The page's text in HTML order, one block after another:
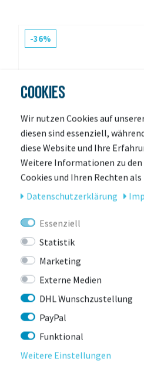
-36%
SHIMANO
Shimano Schalter SW-
sofort lieferbar (1-
UVP 154,95 € 99,00 € *
COOKIES
Wir nutzen Cookies auf
diesen sind essenziell,
diese Website und Ihre
Weitere Informationen zu den
Cookies und Ihren Rechten
Daten­schutz­erklärung
Essenziell
Statistik
Marketing
Externe Medien
DHL Wunschzustellung
PayPal
Funktional
Weitere Einstellungen